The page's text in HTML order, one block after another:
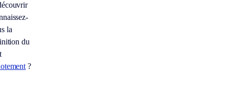
la
du
?